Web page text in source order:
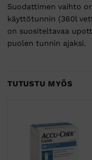
Suodattimen vaihto
käyttötunnin (360l
on suositeltavaa
puolen tunnin ajaksi.
TUTUSTU MYÖS